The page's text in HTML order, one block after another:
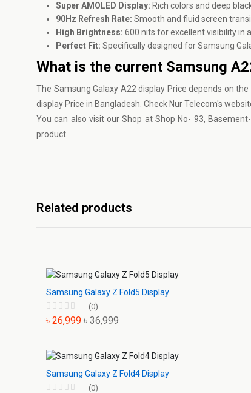
Super AMOLED Display: Rich colors and deep
90Hz Refresh Rate: Smooth and fluid screen
High Brightness: 600 nits for excellent visibility in
Perfect Fit: Specifically designed for Samsung
What is the current Samsung
The Samsung Galaxy A22 display Price depends on
display Price in Bangladesh. Check Nur Telecom's
You can also visit our Shop at Shop No- 93,
product.
Related products
Samsung Galaxy Z Fold5 Display
(0)
৳ 26,999 ৳ 36,999
Samsung Galaxy Z Fold4 Display
(0)